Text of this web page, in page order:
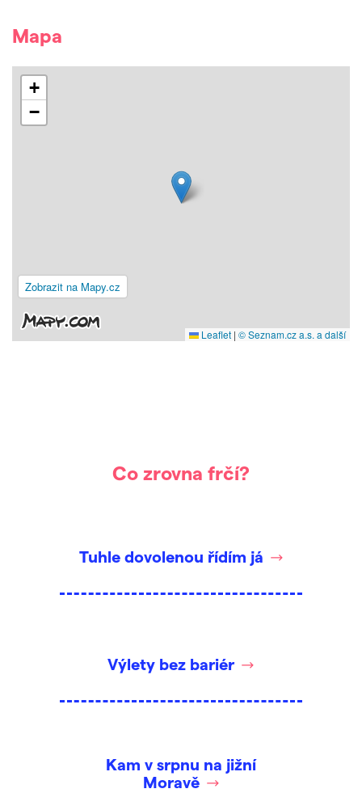
Mapa
Zobrazit na Mapy.cz
+
−
Leaflet | © Seznam.cz a.s. a další
Co zrovna frčí?
Tuhle dovolenou řídím já
Výlety bez bariér
Kam v srpnu na jižní
Moravě